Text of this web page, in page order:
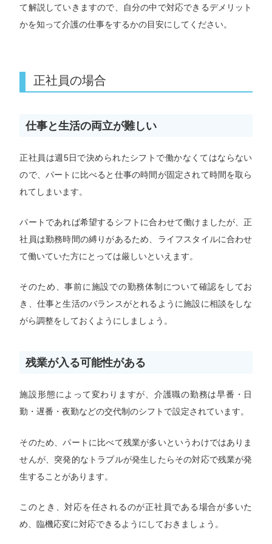
て解説していきますので、自分の中で対応できるデメリット
かを知って介護の仕事をするかの目安にしてください。
正社員の場合
仕事と生活の両立が難しい
正社員は週5日で決められたシフトで働かなくてはならない
ので、パートに比べると仕事の時間が固定されて時間を取ら
れてしまいます。
パートであれば希望するシフトに合わせて働けましたが、正
社員は勤務時間の縛りがあるため、ライフスタイルに合わせ
て働いていた方にとっては厳しいといえます。
そのため、事前に施設での勤務体制について確認をしてお
き、仕事と生活のバランスがとれるように施設に相談をしな
がら調整をしておくようにしましょう。
残業が入る可能性がある
施設形態によって変わりますが、介護職の勤務は早番・日
勤・遅番・夜勤などの交代制のシフトで設定されています。
そのため、パートに比べて残業が多いというわけではありま
せんが、突発的なトラブルが発生したらその対応で残業が発
生することがあります。
このとき、対応を任されるのが正社員である場合が多いた
め、臨機応変に対応できるようにしておきましょう。